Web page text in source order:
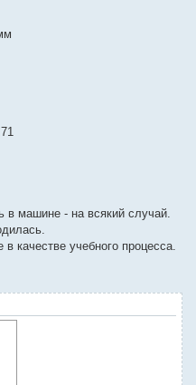
в машине - на всякий случай.
качестве учебного процесса.